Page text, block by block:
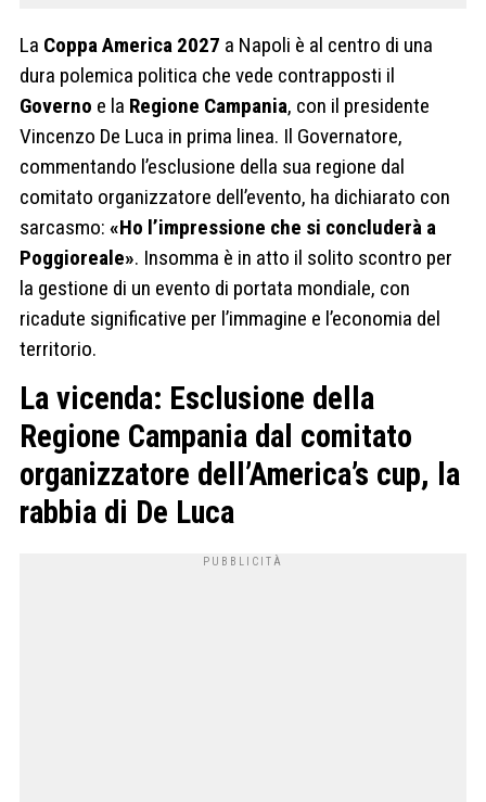
La Coppa America 2027 a Napoli è al centro di una
dura polemica politica che vede contrapposti il
Governo e la Regione Campania, con il presidente
Vincenzo De Luca in prima linea. Il Governatore,
commentando l’esclusione della sua regione dal
comitato organizzatore dell’evento, ha dichiarato con
sarcasmo: «Ho l’impressione che si concluderà a
Poggioreale». Insomma è in atto il solito scontro per
la gestione di un evento di portata mondiale, con
ricadute significative per l’immagine e l’economia del
territorio.
La vicenda: Esclusione della
Regione Campania dal comitato
organizzatore dell’America’s cup, la
rabbia di De Luca